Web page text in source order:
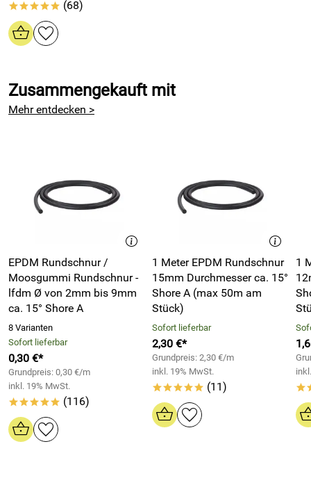
Beständigkeit gegenüber pflanzlichen Ölen: gut
Beständigkeit gegenüber mineralischen Fetten u. Ölen:
schlecht
Beständigkeit gegen Säuren und Laugen: gut
Schneider, Hommeswiese 43 57258 Freudenberg,
***** (68)
Zusammengekauft mit
Mehr entdecken >
EPDM Rundschnur /
Moosgummi Rundschnur -
lfdm Ø von 2mm bis 9mm
ca. 15° Shore A
8 Varianten
Sofort lieferbar
0,30 €*
Grundpreis: 0,30 €/m
inkl. 19% MwSt.
***** (116)
1 Meter EPDM Rundschnur
15mm Durchmesser ca. 15°
Shore A (max 50m am
Stück)
Sofort lieferbar
2,30 €*
Grundpreis: 2,30 €/m
inkl. 19% MwSt.
***** (11)
1